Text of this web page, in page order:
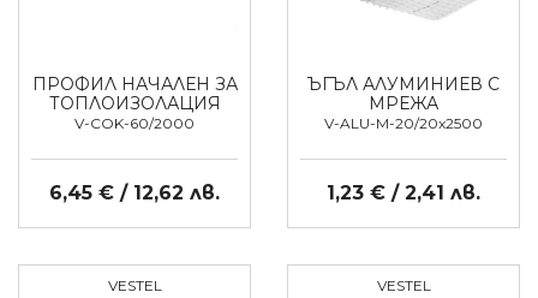
ПРОФИЛ НАЧАЛЕН ЗА
ТОПЛОИЗОЛАЦИЯ
V-COK-60/2000
6,45 € / 12,62 лв.
ЪГЪЛ АЛУМИНИЕВ С
МРЕЖА
V-ALU-M-20/20x2500
1,23 € / 2,41 лв.
VESTEL VESTEL